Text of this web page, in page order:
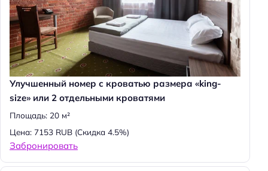
Улучшенный номер с кроватью размера «king-
size» или 2 отдельными кроватями
Площадь: 20 м²
Цена: 7153 RUB (Скидка 4.5%)
Забронировать